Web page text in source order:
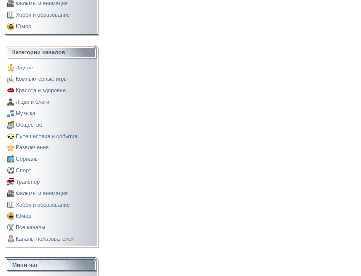
Фильмы и анимация
Хобби и образование
Юмор
Категории каналов
Другое
Компьютерные игры
Красота и здоровье
Люди и блоги
Музыка
Общество
Путешествия и события
Развлечения
Сериалы
Спорт
Транспорт
Фильмы и анимация
Хобби и образование
Юмор
Все каналы
Каналы пользователей
Мини-чат